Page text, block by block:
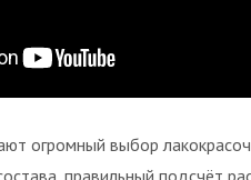
огромный выбор
правильный подсчёт